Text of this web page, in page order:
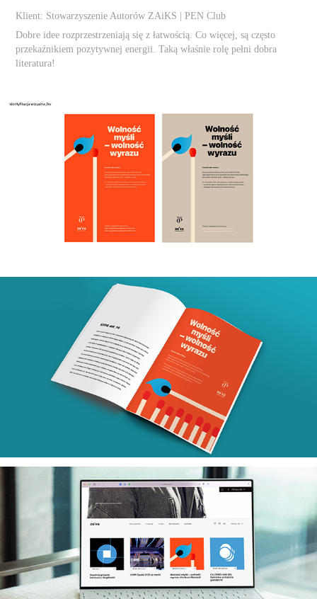
Klient: Stowarzyszenie Autorów ZAiKS | PEN Club
Dobre idee rozprzestrzeniają się z łatwością. Co więcej, są często
przekaźnikiem pozytywnej energii. Taką właśnie rolę pełni dobra
literatura!